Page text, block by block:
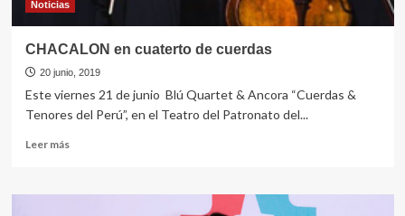
Noticias
CHACALON en cuaterto de cuerdas
20 junio, 2019
Este viernes 21 de junio Blú Quartet & Ancora “Cuerdas &
Tenores del Perú”, en el Teatro del Patronato del...
Leer másLeer
CHACALON